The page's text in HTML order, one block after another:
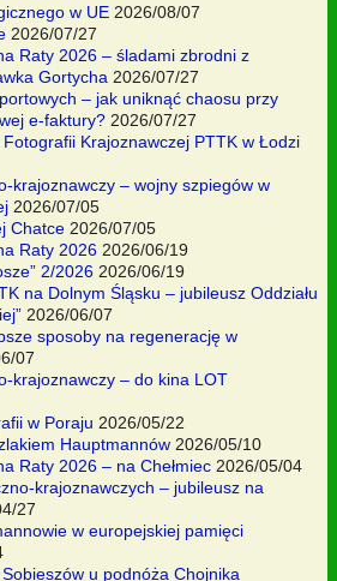
w UE 2026/08/07
2026/07/27
Raty 2026 – śladami zbrodni z
Gortycha 2026/07/27
– jak uniknąć chaosu przy
e-faktury? 2026/07/27
Krajoznawczej PTTK w Łodzi
krajoznawczy – wojny szpiegów w
2026/07/05
Chatce 2026/07/05
Raty 2026 2026/06/19
2/2026 2026/06/19
na Dolnym Śląsku – jubileusz Oddziału
2026/06/07
sposoby na regenerację w
07
krajoznawczy – do kina LOT
w Poraju 2026/05/22
Hauptmannów 2026/05/10
Raty 2026 – na Chełmiec 2026/05/04
krajoznawczych – jubileusz na
27
w europejskiej pamięci
u podnóża Chojnika